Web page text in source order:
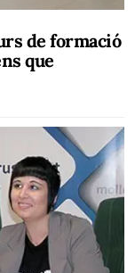
de formació
que